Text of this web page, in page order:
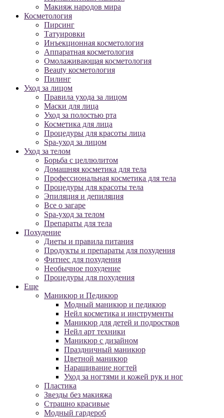
Макияж народов мира
Косметология
Пирсинг
Татуировки
Инъекционная косметология
Аппаратная косметология
Омолаживающая косметология
Beauty косметология
Пилинг
Уход за лицом
Правила ухода за лицом
Маски для лица
Уход за полостью рта
Косметика для лица
Процедуры для красоты лица
Spa-уход за лицом
Уход за телом
Борьба с целлюлитом
Домашняя косметика для тела
Профессиональная косметика для тела
Процедуры для красоты тела
Эпиляция и депиляция
Все о загаре
Spa-уход за телом
Препараты для тела
Похудение
Диеты и правила питания
Продукты и препараты для похудения
Фитнес для похудения
Необычное похудение
Процедуры для похудения
Еще
Маникюр и Педикюр
Модный маникюр и педикюр
Нейл косметика и инструменты
Маникюр для детей и подростков
Нейл арт техники
Маникюр с дизайном
Праздничный маникюр
Цветной маникюр
Наращивание ногтей
Уход за ногтями и кожей рук и ног
Пластика
Звезды без макияжа
Страшно красивые
Модный гардероб